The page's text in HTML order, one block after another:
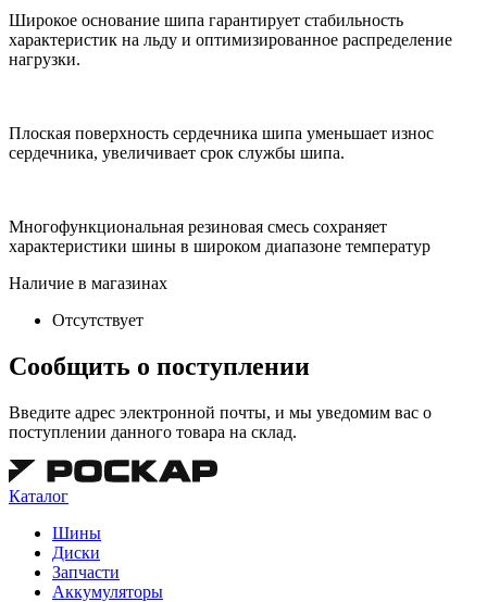
Широкое основание шипа гарантирует стабильность
характеристик на льду и оптимизированное распределение
нагрузки.
Плоская поверхность сердечника шипа уменьшает износ
сердечника, увеличивает срок службы шипа.
Многофункциональная резиновая смесь сохраняет
характеристики шины в широком диапазоне температур
Наличие в магазинах
Отсутствует
Сообщить о поступлении
Введите адрес электронной почты, и мы уведомим вас о
поступлении данного товара на склад.
Каталог
Шины
Диски
Запчасти
Аккумуляторы